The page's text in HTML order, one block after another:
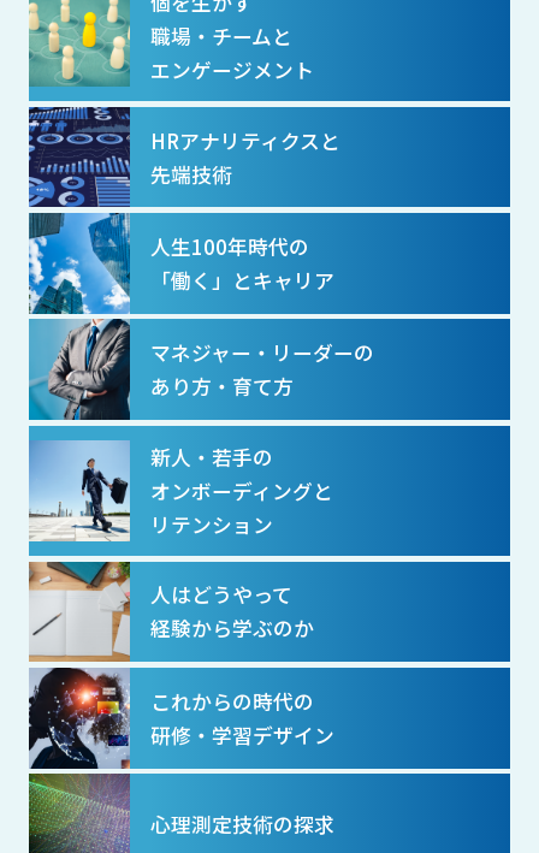
職場・チームと
エンゲージメント
HRアナリティクスと
先端技術
人生100年時代の
「働く」とキャリア
マネジャー・リーダーの
あり方・育て方
新人・若手の
オンボーディングと
リテンション
人はどうやって
経験から学ぶのか
これからの時代の
研修・学習デザイン
心理測定技術の探求